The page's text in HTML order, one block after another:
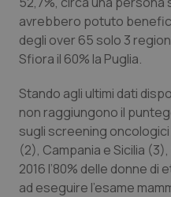
avrebbero potuto
degli over 65 solo 3
Sfiora il 60% la Puglia.
Stando agli ultimi dati
non raggiungono il
sugli screening oncologici
(2), Campania e Sicilia
2016 l’80% delle donne di
ad eseguire l’esame
protette del sito. Il sito
funzionare